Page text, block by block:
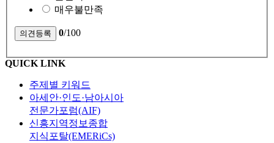
매우불만족
0/100
QUICK LINK
주제별 키워드
아세안·인도·남아시아
전문가포럼(AIF)
신흥지역정보종합
지식포탈(EMERiCs)